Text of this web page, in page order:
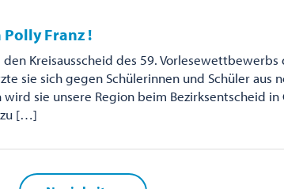
Franz !
Kreisausscheid des 59. Vorlesewettbewerbs
sie sich gegen Schülerinnen und Schüler aus
sie unsere Region beim Bezirksentscheid in
zu […]